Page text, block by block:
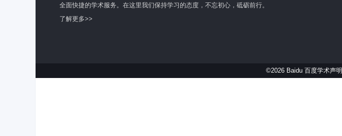
全面快捷的学术服务。在这里我们保持学习的态度，不忘初心，砥砺前行。
了解更多>>
©2026 Baidu 百度学术声明